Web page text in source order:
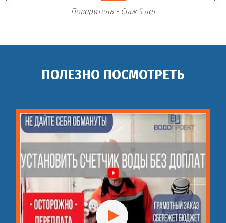
Поверитель - Стаж 5 лет
ПОЛЕЗНО ПОСМОТРЕТЬ